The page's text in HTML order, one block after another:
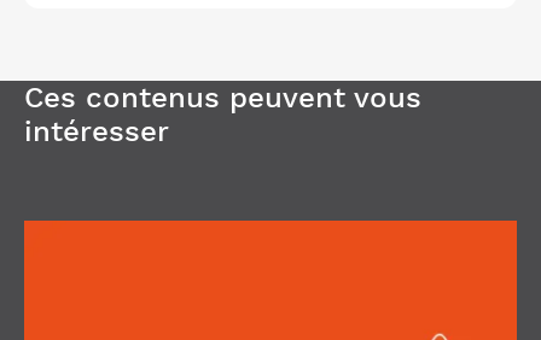
Ces contenus peuvent vous
intéresser